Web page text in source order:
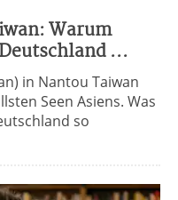
Warum
...
in Nantou Taiwan
Seen Asiens. Was
so